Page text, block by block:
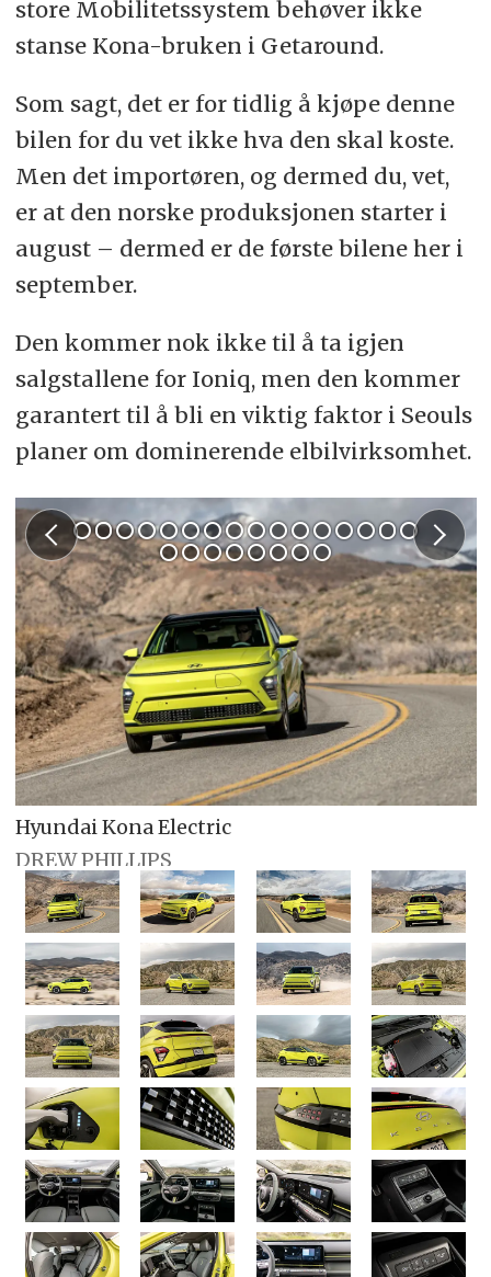
store Mobilitetssystem behøver ikke
stanse Kona-bruken i Getaround.
Som sagt, det er for tidlig å kjøpe denne
bilen for du vet ikke hva den skal koste.
Men det importøren, og dermed du, vet,
er at den norske produksjonen starter i
august – dermed er de første bilene her i
september.
Den kommer nok ikke til å ta igjen
salgstallene for Ioniq, men den kommer
garantert til å bli en viktig faktor i Seouls
planer om dominerende elbilvirksomhet.
Hyundai Kona Electric
DREW PHILLIPS